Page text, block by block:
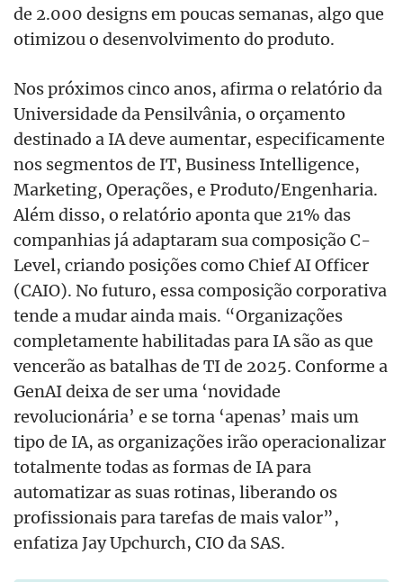
de 2.000 designs em poucas semanas, algo que
otimizou o desenvolvimento do produto.
Nos próximos cinco anos, afirma o relatório da
Universidade da Pensilvânia, o orçamento
destinado a IA deve aumentar, especificamente
nos segmentos de IT, Business Intelligence,
Marketing, Operações, e Produto/Engenharia.
Além disso, o relatório aponta que 21% das
companhias já adaptaram sua composição C-
Level, criando posições como Chief AI Officer
(CAIO). No futuro, essa composição corporativa
tende a mudar ainda mais. “Organizações
completamente habilitadas para IA são as que
vencerão as batalhas de TI de 2025. Conforme a
GenAI deixa de ser uma ‘novidade
revolucionária’ e se torna ‘apenas’ mais um
tipo de IA, as organizações irão operacionalizar
totalmente todas as formas de IA para
automatizar as suas rotinas, liberando os
profissionais para tarefas de mais valor”,
enfatiza Jay Upchurch, CIO da SAS.